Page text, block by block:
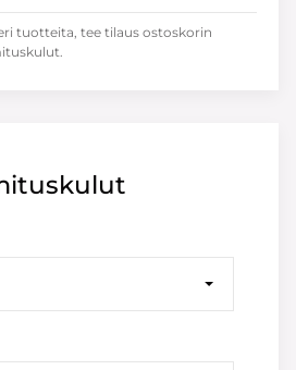
tuotteita, tee tilaus ostoskorin